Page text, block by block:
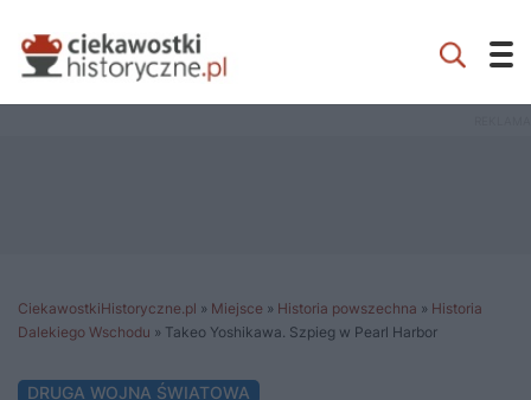
CiekawostkiHistoryczne.pl » Miejsce » Historia powszechna » Historia
Dalekiego Wschodu » Takeo Yoshikawa. Szpieg w Pearl Harbor
DRUGA WOJNA ŚWIATOWA